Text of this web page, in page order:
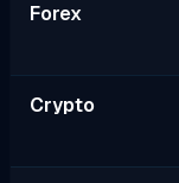
Forex
Crypto